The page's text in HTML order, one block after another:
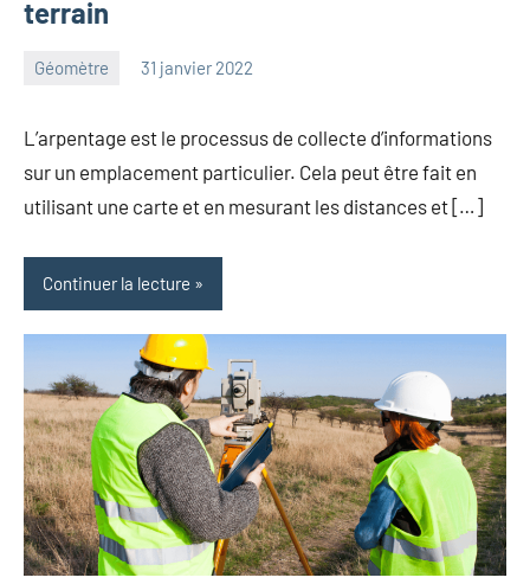
terrain
Géomètre 31 janvier 2022
L’arpentage est le processus de collecte d’informations
sur un emplacement particulier. Cela peut être fait en
utilisant une carte et en mesurant les distances et […]
Continuer la lecture